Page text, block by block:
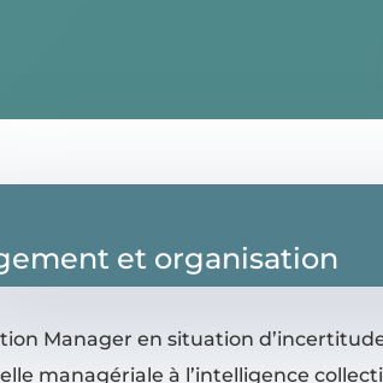
et organisation
Manager en situation
managériale à l’intelligence